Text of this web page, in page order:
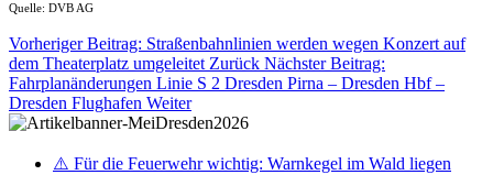
Quelle: DVB AG
Vorheriger Beitrag: Straßenbahnlinien werden wegen Konzert auf
dem Theaterplatz umgeleitet Zurück Nächster Beitrag:
Fahrplanänderungen Linie S 2 Dresden Pirna – Dresden Hbf –
Dresden Flughafen Weiter
⚠️ Für die Feuerwehr wichtig: Warnkegel im Wald liegen